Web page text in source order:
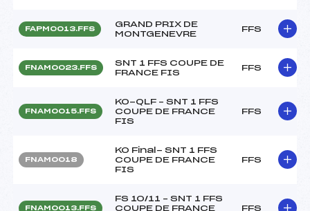
FAPM0013.FFS
GRAND PRIX DE
MONTGENEVRE
FFS
FNAM0023.FFS
SNT 1 FFS COUPE DE
FRANCE FIS
FFS
FNAM0015.FFS
KO-QLF – SNT 1 FFS
COUPE DE FRANCE
FIS
FFS
FNAM0018
KO Final- SNT 1 FFS
COUPE DE FRANCE
FIS
FFS
FNAM0013.FFS
FS 10/11 – SNT 1 FFS
COUPE DE FRANCE
FFS